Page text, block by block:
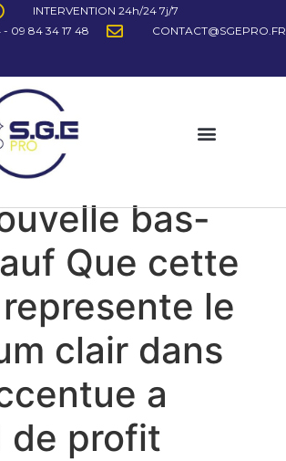
INTERVENTION 24h/24 7j/7
- 09 84 34 17 48
CONTACT@SGEPRO.FR
bas-
Que cette
le
clair dans
a
de profit